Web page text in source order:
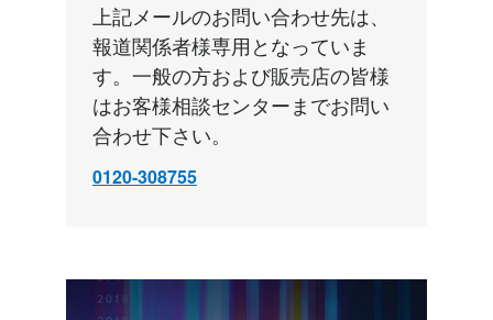
上記メールのお問い合わせ先は、
報道関係者様専用となっていま
す。一般の方および販売店の皆様
はお客様相談センターまでお問い
合わせ下さい。
0120-308755